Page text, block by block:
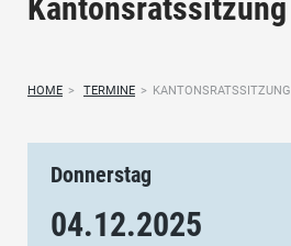
Kantonsratssitzung
HOME > TERMINE > KANTONSRATSSITZUNG
Donnerstag
04.12.2025